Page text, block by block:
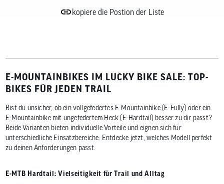
kopiere die Postion der Liste
E-MOUNTAINBIKES IM LUCKY BIKE SALE: TOP-
BIKES FÜR JEDEN TRAIL
Bist du unsicher, ob ein vollgefedertes E-Mountainbike (E-Fully) oder ein
E-Mountainbike mit ungefedertem Heck (E-Hardtail) besser zu dir passt?
Beide Varianten bieten individuelle Vorteile und eignen sich für
unterschiedliche Einsatzbereiche. Entdecke jetzt, welches Modell perfekt
zu deinen Anforderungen passt.
E-MTB Hardtail: Vielseitigkeit für Trail und Alltag